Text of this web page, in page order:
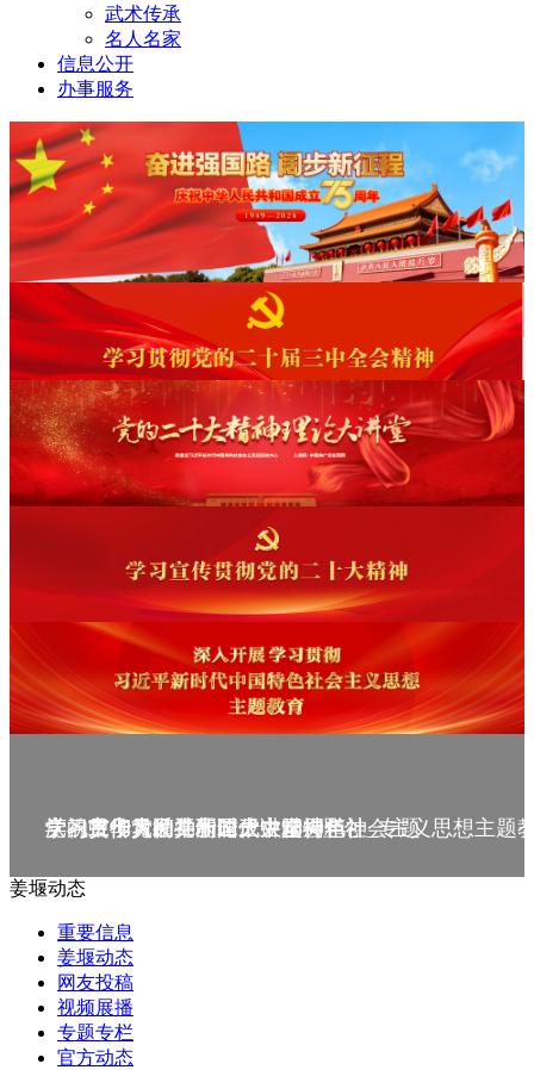
武术传承
名人名家
信息公开
办事服务
庆祝中华人民共和国成立75周年
学习贯彻党的二十届三中全会精神_专题
党的二十大精神理论大讲堂--理论
学习宣传贯彻党的二十大精神
学习贯彻习近平新时代中国特色社会主义思想主题
姜堰动态
重要信息
姜堰动态
网友投稿
视频展播
专题专栏
官方动态